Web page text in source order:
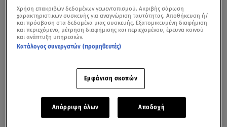
Η Volkswagen AG κατέληξε σε μια σημαντική συμφωνία
Χρήση επακριβών δεδομένων γεωεντοπισμού. Ακριβής σάρωση
χαρακτηριστικών συσκευής για αναγνώριση ταυτότητας. Αποθήκευση ή/
και πρόσβαση στα δεδομένα μιας συσκευής. Εξατομικευμένη διαφήμιση
και περιεχόμενο, μέτρηση διαφήμισης και περιεχομένου, έρευνα κοινού
και ανάπτυξη υπηρεσιών.
Κατάλογος συνεργατών (προμηθευτές)
Εμφάνιση σκοπών
Απόρριψη όλων Αποδοχή